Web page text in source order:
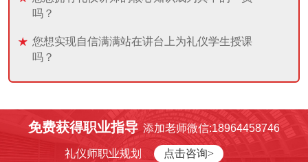
吗？
您想实现自信满满站在讲台上为礼仪学生授课
吗？
免费获得职业指导 添加老师微信:18964458746
礼仪师职业规划 点击咨询>